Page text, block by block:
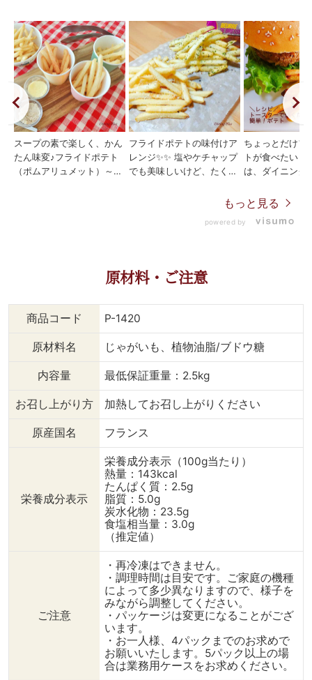
スープの素で楽しく、かん
たん味変♪フライドポテト
（ポムアリュメット）～✨️
◇◇◇◇◇◇◇◇◇◇◇
カシャカポテト》 【材
料】（2～3人分） ・ポム
アリュメット 300g
・コーンスープ
プ 1袋 ・コンソ
メスープ 1袋 ・揚
げ油 【調理手順】 ①ポ
ムアリュメットは冷凍のま
ま175℃の油で3～5分揚げ
る。 ＊オーブントース
ターの場合は、トーストモ
ードで5分ほど加熱してか
らお召し上がりください。
②紙コップに好きな粉末
スープの素を小さじ1、揚
げたポムアリュメットを入
して上下に振って味を絡ま
せる。 （紙コップの蓋は1
サイズ小さめか、大きめの
物を選ぶとこぼれにくくな
ります。） ④お好みのス
◇◇◇◇◇◇◇◇◇◇◇
◇◇ #ダイニングプラス
#美味しいもの#おとりよせ
フライドポテトの味付けア
レンジ✨️✨️ 塩やケチャップ
でも美味しいけど、たくさ
い🎵😆 そんな時にオスス
メのアレンジを2種類ご紹
介します。 ①発酵バター
ーがじゅわり、青のりの上
品な磯の香りが追いかけて
が起こります❗️😋 ②パル
メザン×ブラックペッパー
❤️ お家にある粉チーズと
イドポテトをちょっとおし
ゃれに変身させました😉
イタリア料理の副菜として
もオススメです。
◇◇◇◇◇◇◇◇◇◇◇
◇◇◇ 《発酵バターでの
り塩バター》 【材料】（1
人分） ・ポムアリュメッ
ト 150g ・発酵バタ
ー 5g ・青の
り 大さじ
1/2 ・
とつまみ ・揚げ油 【調理
手順】 ①ポテトは冷凍の
まま175℃の油で3～5分揚
げる。 （オーブントース
ターの場合は、トーストモ
ードで5分ほど加熱） ②
ボウルに発酵バターと揚げ
たてのポテトを入れ、バタ
ーを全体に絡ませる。 ③
ちょっとだけフ
トが食べたい！
は、ダイニング
です！✨ 少量
だけでもお召し
#instafood#暮
り生活#気分転
#おうちバル #
#簡単アレンジ#
ースター#フラ
#スワイプレシ
もっと見る
powered by
原材料・ご注意
商品コード P-1420
原材料名 じゃがいも、植物油脂/ブドウ糖
内容量 最低保証重量：2.5kg
お召し上がり方 加熱してお召し上がりください
原産国名 フランス
栄養成分表示
栄養成分表示（100g当たり）
熱量：143kcal
たんぱく質：2.5g
脂質：5.0g
炭水化物：23.5g
食塩相当量：3.0g
（推定値）
ご注意
・再冷凍はできません。
・調理時間は目安です。ご家庭の機種
によって多少異なりますので、様子を
みながら調整してください。
・パッケージは変更になることがござ
います。
・お一人様、4パックまでのお求めで
お願いいたします。5パック以上の場
合は業務用ケースをお求めください。